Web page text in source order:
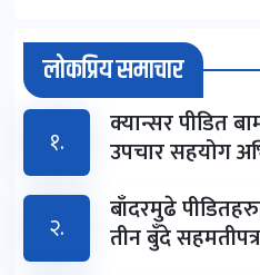
लोकप्रिय समाचार
१. क्यान्सर पीडित
उपचार सहयोग
२.
बाँदरमुढे
तीन बुँदे